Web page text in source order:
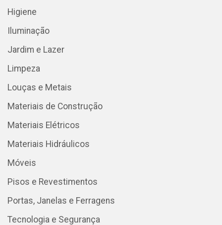
Higiene
Iluminação
Jardim e Lazer
Limpeza
Louças e Metais
Materiais de Construção
Materiais Elétricos
Materiais Hidráulicos
Móveis
Pisos e Revestimentos
Portas, Janelas e Ferragens
Tecnologia e Segurança